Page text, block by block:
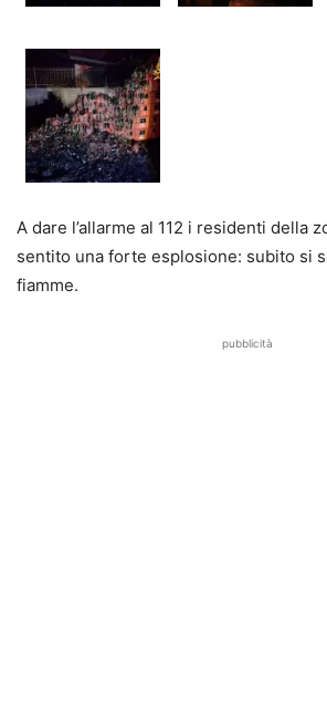
A dare l’allarme al 112 i residenti della
sentito una forte esplosione: subito si
fiamme.
pubblicità